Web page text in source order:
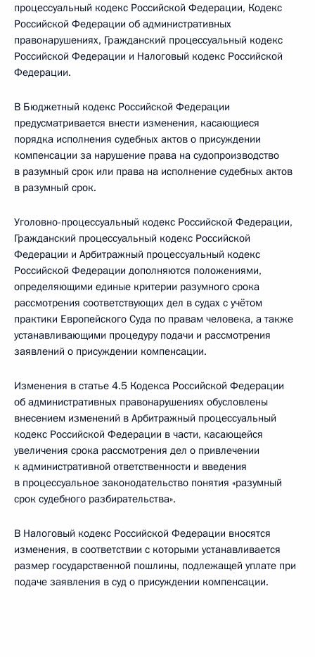
процессуальный кодекс Российской Федерации, Кодекс
Российской Федерации об административных
правонарушениях, Гражданский процессуальный кодекс
Российской Федерации и Налоговый кодекс Российской
Федерации.
В Бюджетный кодекс Российской Федерации
предусматривается внести изменения, касающиеся
порядка исполнения судебных актов о присуждении
компенсации за нарушение права на судопроизводство
в разумный срок или права на исполнение судебных актов
в разумный срок.
Уголовно-процессуальный кодекс Российской Федерации,
Гражданский процессуальный кодекс Российской
Федерации и Арбитражный процессуальный кодекс
Российской Федерации дополняются положениями,
определяющими единые критерии разумного срока
рассмотрения соответствующих дел в судах с учётом
практики Европейского Суда по правам человека, а также
устанавливающими процедуру подачи и рассмотрения
заявлений о присуждении компенсации.
Изменения в статье 4.5 Кодекса Российской Федерации
об административных правонарушениях обусловлены
внесением изменений в Арбитражный процессуальный
кодекс Российской Федерации в части, касающейся
увеличения срока рассмотрения дел о привлечении
к административной ответственности и введения
в процессуальное законодательство понятия «разумный
срок судебного разбирательства».
В Налоговый кодекс Российской Федерации вносятся
изменения, в соответствии с которыми устанавливается
размер государственной пошлины, подлежащей уплате при
подаче заявления в суд о присуждении компенсации.